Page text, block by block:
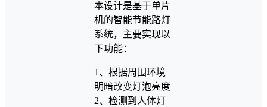
本设计是基于单片
机的智能节能路灯
系统，主要实现以
下功能：
1、根据周围环境
明暗改变灯泡亮度
2、检测到人体灯